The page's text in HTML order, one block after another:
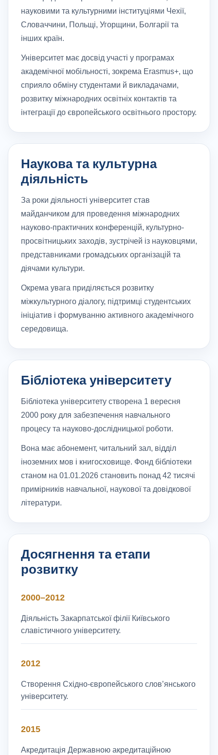
науковими та культурними інституціями Чехії,
Словаччини, Польщі, Угорщини, Болгарії та
інших країн.
Університет має досвід участі у програмах
академічної мобільності, зокрема Erasmus+, що
сприяло обміну студентами й викладачами,
розвитку міжнародних освітніх контактів та
інтеграції до європейського освітнього простору.
Наукова та культурна
діяльність
За роки діяльності університет став
майданчиком для проведення міжнародних
науково-практичних конференцій, культурно-
просвітницьких заходів, зустрічей із науковцями,
представниками громадських організацій та
діячами культури.
Окрема увага приділяється розвитку
міжкультурного діалогу, підтримці студентських
ініціатив і формуванню активного академічного
середовища.
Бібліотека університету
Бібліотека університету створена 1 вересня
2000 року для забезпечення навчального
процесу та науково-дослідницької роботи.
Вона має абонемент, читальний зал, відділ
іноземних мов і книгосховище. Фонд бібліотеки
станом на 01.01.2026 становить понад 42 тисячі
примірників навчальної, наукової та довідкової
літератури.
Досягнення та етапи
розвитку
2000–2012
Діяльність Закарпатської філії Київського
славістичного університету.
2012
Створення Східно-європейського слов’янського
університету.
2015
Акредитація Державною акредитаційною